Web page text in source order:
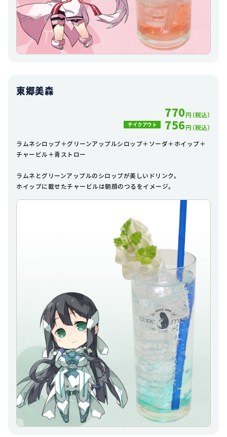
東郷美森
770円（税込）
テイクアウト 756円（税込）
ラムネシロップ＋グリーンアップルシロップ＋ソーダ＋ホイップ＋
チャービル＋青ストロー
ラムネとグリーンアップルのシロップが美しいドリンク。
ホイップに載せたチャービルは朝顔のつるをイメージ。